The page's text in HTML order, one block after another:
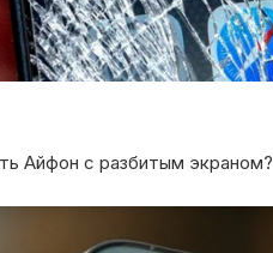
Айфон с разбитым экраном?